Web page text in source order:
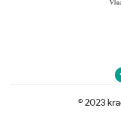
© 2023